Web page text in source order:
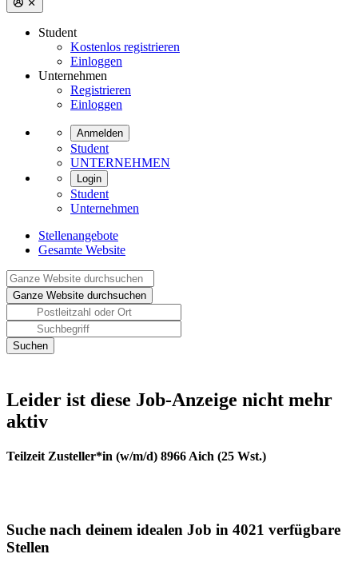
Student
Kostenlos registrieren
Einloggen
Unternehmen
Registrieren
Einloggen
Anmelden
Student
UNTERNEHMEN
Login
Student
Unternehmen
Stellenangebote
Gesamte Website
Leider ist diese Job-Anzeige nicht mehr
aktiv
Teilzeit Zusteller*in (w/m/d) 8966 Aich (25 Wst.)
Suche nach deinem idealen Job in 4021 verfügbare
Stellen